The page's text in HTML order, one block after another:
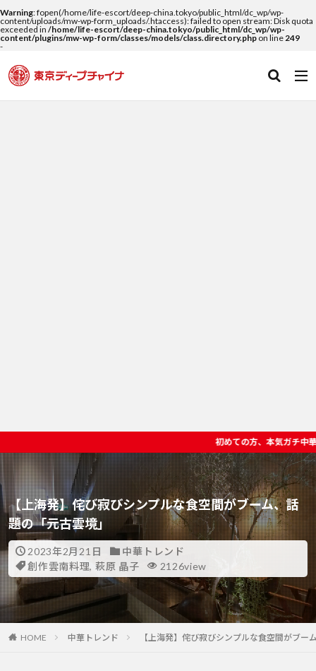
Warning: fopen(/home/life-escort/deep-china.tokyo/public_html/dc_wp/wp-
content/uploads/mw-wp-form_uploads/.htaccess): failed to open stream: Disk quota
exceeded in /home/life-escort/deep-china.tokyo/public_html/dc_wp/wp-
content/plugins/mw-wp-form/classes/models/class.directory.php on line249
-
初めての方、本気ガチ中華を楽しみたい方へ東京デ
【上海発】侘び寂びシンプルな食空間がブーム、話
題の「元古雲境」
2023年2月21日
中華トレンド
創作雲南料理, 萩原 晶子 2126view
HOME 中華トレンド 【上海発】侘び寂びシンプルな食空間がブー